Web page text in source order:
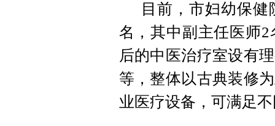
目前，市妇幼保
名，其中副主任医师
后的中医治疗室设有
等，整体以古典装修
业医疗设备，可满足